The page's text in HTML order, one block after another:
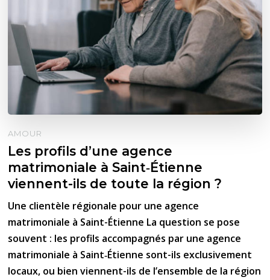
AMOUR
Les profils d’une agence
matrimoniale à Saint‑Étienne
viennent-ils de toute la région ?
Une clientèle régionale pour une agence
matrimoniale à Saint-Étienne La question se pose
souvent : les profils accompagnés par une agence
matrimoniale à Saint‑Étienne sont-ils exclusivement
locaux, ou bien viennent-ils de l’ensemble de la région